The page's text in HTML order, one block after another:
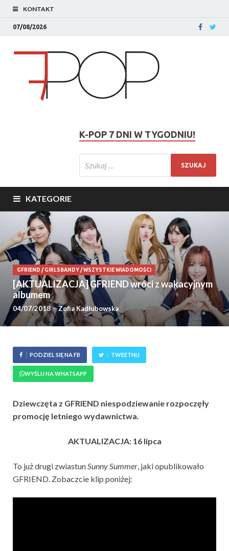
KONTAKT
07/08/2026
K-POP 7 DNI W TYGODNIU!
KATEGORIE
GFRIEND /GIRLSBANDY/WSZYSTKIE WIADOMOŚCI
[AKTUALIZACJA] GFRIEND wróci z wakacyjnym
albumem
04/07/2018-Zofia Kadłubowska
PODZIEL SIĘ NA FB TWEETNIJ
WYŚLIJ NA WHATSAPP
Dziewczęta z GFRIEND niespodziewanie rozpoczęły
promocję letniego wydawnictwa.
AKTUALIZACJA: 16 lipca
To już drugi zwiastunSunny Summer, jaki opublikowało
GFRIEND. Zobaczcie klip poniżej: